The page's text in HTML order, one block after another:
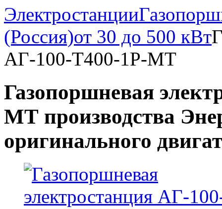
Электростанции
(Россия)от 30 до 500 кВт
АГ-100-Т400-1Р-МТ
Газопоршневая
МТ производства
оригинального